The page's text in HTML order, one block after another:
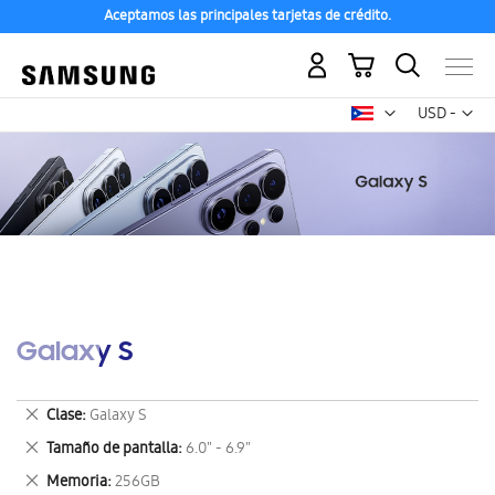
Aceptamos las principales tarjetas de crédito.
USD -
dólar
Mi carrito
Galaxy S
Clase Galaxy S
Eliminar
este
artículo
Tamaño de pantalla 6.0" - 6.9"
Eliminar
este
Memoria 256GB
Eliminar